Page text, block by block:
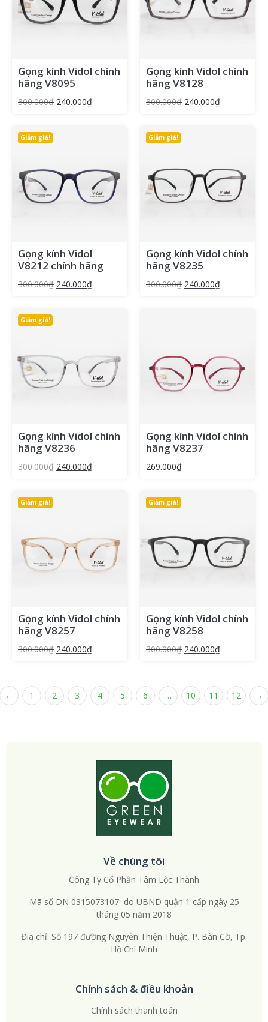
Gọng kính Vidol chính
hãng V8095
300.000₫ 240.000₫
Gọng kính Vidol chính
hãng V8128
300.000₫ 240.000₫
Giảm giá!
Gọng kính Vidol
V8212 chính hãng
300.000₫ 240.000₫
Giảm giá!
Gọng kính Vidol chính
hãng V8235
300.000₫ 240.000₫
Giảm giá!
Gọng kính Vidol chính
hãng V8236
300.000₫ 240.000₫
Gọng kính Vidol chính
hãng V8237
269.000₫
Giảm giá!
Gọng kính Vidol chính
hãng V8257
300.000₫ 240.000₫
Giảm giá!
Gọng kính Vidol chính
hãng V8258
300.000₫ 240.000₫
← 1 2 3 4 5 6 … 10 11 12 →
Về chúng tôi
Công Ty Cổ Phần Tâm Lộc Thành
Mã số DN 0315073107 do UBND quận 1 cấp ngày 25
tháng 05 năm 2018
Đia chỉ: Số 197 đường Nguyễn Thiện Thuật, P. Bàn Cờ, Tp.
Hồ Chí Minh
Chính sách & điều khoản
Chính sách thanh toán